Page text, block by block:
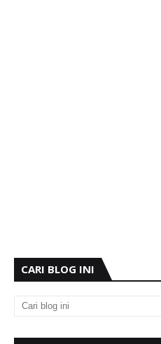
CARI BLOG INI